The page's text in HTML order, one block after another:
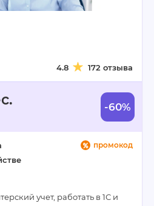
4.8 172 отзыва
-60%
промокод
учет, работать в 1С и